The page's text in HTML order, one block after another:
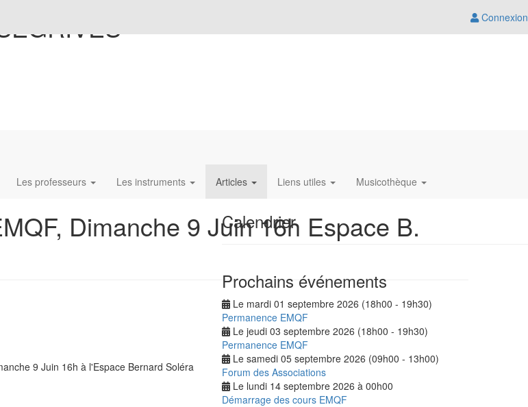
Connexion
Les professeurs Les instruments Articles Liens utiles Musicothèque
Dimanche 9 Juin 16h Espace B.
9 Juin 16h à l'Espace Bernard Soléra
Calendrier
Prochains événements
Le mardi 01 septembre 2026 (18h00 - 19h30)
Permanence EMQF
Le jeudi 03 septembre 2026 (18h00 - 19h30)
Permanence EMQF
Le samedi 05 septembre 2026 (09h00 - 13h00)
Forum des Associations
Le lundi 14 septembre 2026 à 00h00
Démarrage des cours EMQF